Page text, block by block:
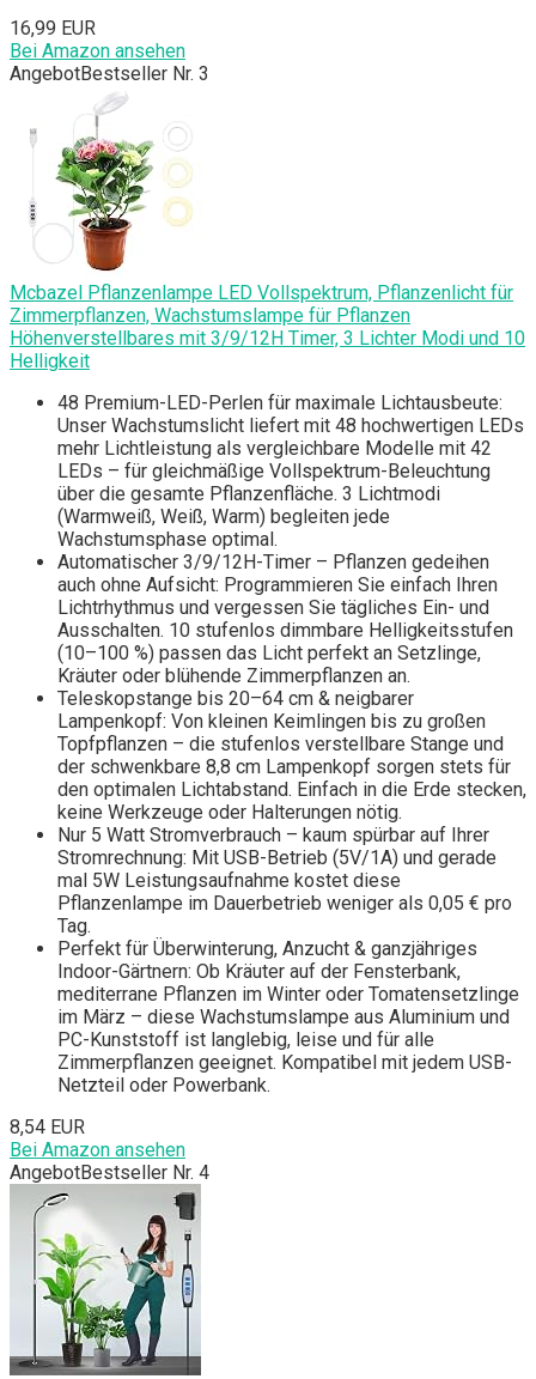
16,99 EUR
Bei Amazon ansehen
AngebotBestseller Nr. 3
Mcbazel Pflanzenlampe LED Vollspektrum, Pflanzenlicht für
Zimmerpflanzen, Wachstumslampe für Pflanzen
Höhenverstellbares mit 3/9/12H Timer, 3 Lichter Modi und 10
Helligkeit
48 Premium-LED-Perlen für maximale Lichtausbeute:
Unser Wachstumslicht liefert mit 48 hochwertigen LEDs
mehr Lichtleistung als vergleichbare Modelle mit 42
LEDs – für gleichmäßige Vollspektrum-Beleuchtung
über die gesamte Pflanzenfläche. 3 Lichtmodi
(Warmweiß, Weiß, Warm) begleiten jede
Wachstumsphase optimal.
Automatischer 3/9/12H-Timer – Pflanzen gedeihen
auch ohne Aufsicht: Programmieren Sie einfach Ihren
Lichtrhythmus und vergessen Sie tägliches Ein- und
Ausschalten. 10 stufenlos dimmbare Helligkeitsstufen
(10–100 %) passen das Licht perfekt an Setzlinge,
Kräuter oder blühende Zimmerpflanzen an.
Teleskopstange bis 20–64 cm & neigbarer
Lampenkopf: Von kleinen Keimlingen bis zu großen
Topfpflanzen – die stufenlos verstellbare Stange und
der schwenkbare 8,8 cm Lampenkopf sorgen stets für
den optimalen Lichtabstand. Einfach in die Erde stecken,
keine Werkzeuge oder Halterungen nötig.
Nur 5 Watt Stromverbrauch – kaum spürbar auf Ihrer
Stromrechnung: Mit USB-Betrieb (5V/1A) und gerade
mal 5W Leistungsaufnahme kostet diese
Pflanzenlampe im Dauerbetrieb weniger als 0,05 € pro
Tag.
Perfekt für Überwinterung, Anzucht & ganzjähriges
Indoor-Gärtnern: Ob Kräuter auf der Fensterbank,
mediterrane Pflanzen im Winter oder Tomatensetzlinge
im März – diese Wachstumslampe aus Aluminium und
PC-Kunststoff ist langlebig, leise und für alle
Zimmerpflanzen geeignet. Kompatibel mit jedem USB-
Netzteil oder Powerbank.
8,54 EUR
Bei Amazon ansehen
AngebotBestseller Nr. 4